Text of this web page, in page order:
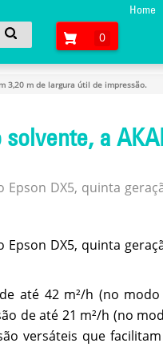
Home
0
3,20 m de largura útil de impressão.
a
DX5, quinta
DX5, quinta
até 42 m²/h (no
de até 21 m²/h (no
versáteis que